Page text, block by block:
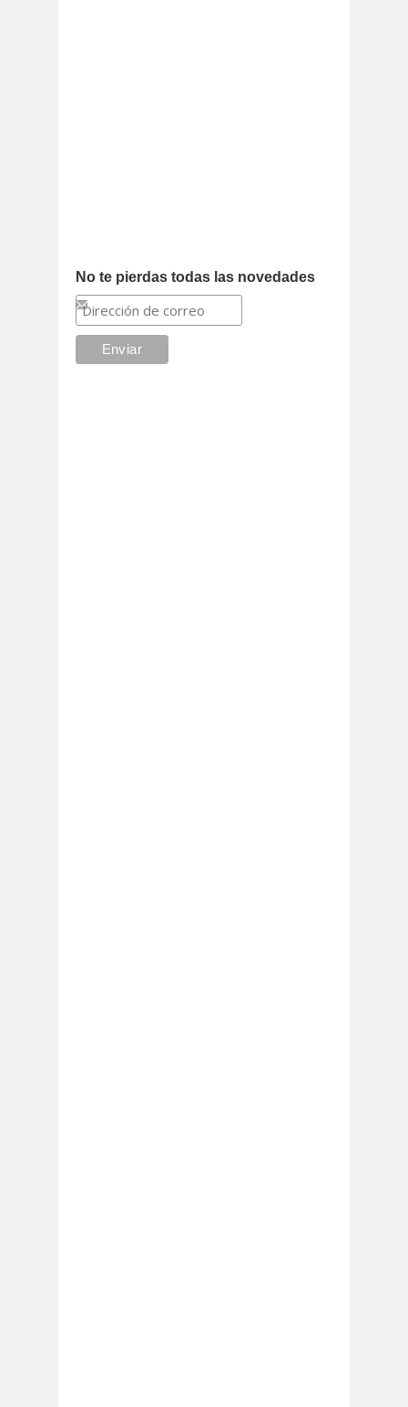
No te pierdas todas las novedades